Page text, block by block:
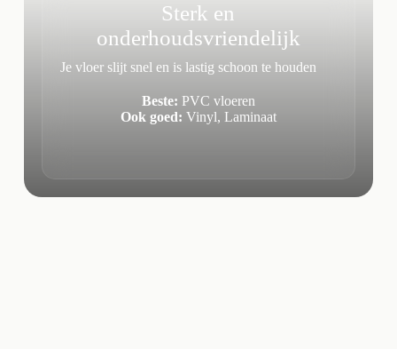
Sterk en
onderhoudsvriendelijk
Je vloer slijt snel en is lastig schoon te houden
Beste: PVC vloeren
Ook goed: Vinyl, Laminaat